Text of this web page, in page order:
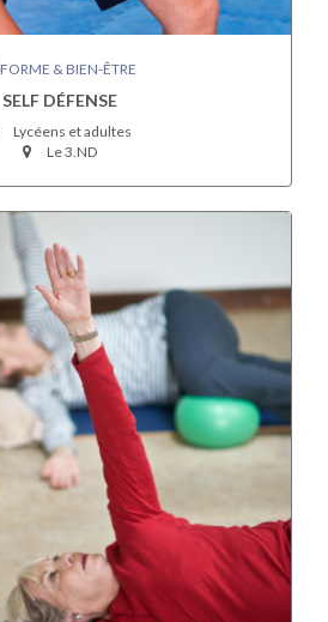
FORME & BIEN-ÊTRE
SELF DÉFENSE
Lycéens et adultes
Le 3.ND